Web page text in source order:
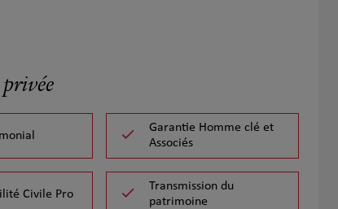
Garantie Homme clé et
Associés
Civile Pro
Transmission du
patrimoine